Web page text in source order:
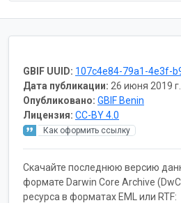
GBIF UUID: 107c4e84-79a1-4e3f-
Дата публикации: 26 июня 2019 г.
Опубликовано: GBIF Benin
Лицензия: CC-BY 4.0
Как оформить ссылку
Скачайте последнюю версию
формате Darwin Core Archive
ресурса в форматах EML или RTF: